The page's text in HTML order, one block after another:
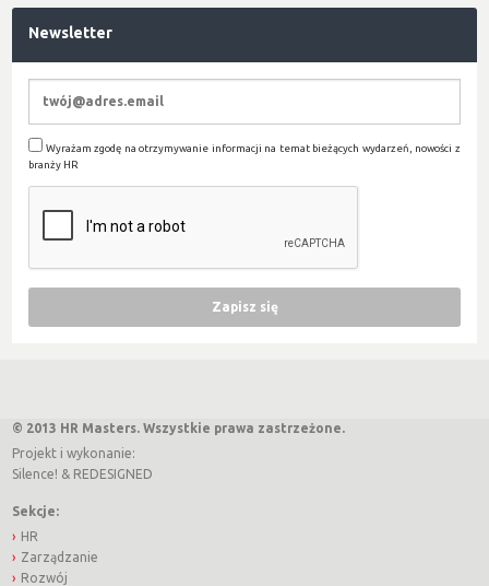
Newsletter
Wyrażam zgodę na otrzymywanie informacji na temat bieżących wydarzeń, nowości z
branży HR
© 2013 HR Masters. Wszystkie prawa zastrzeżone.
Projekt i wykonanie:
Silence! & REDESIGNED
Sekcje:
HR
Zarządzanie
Rozwój